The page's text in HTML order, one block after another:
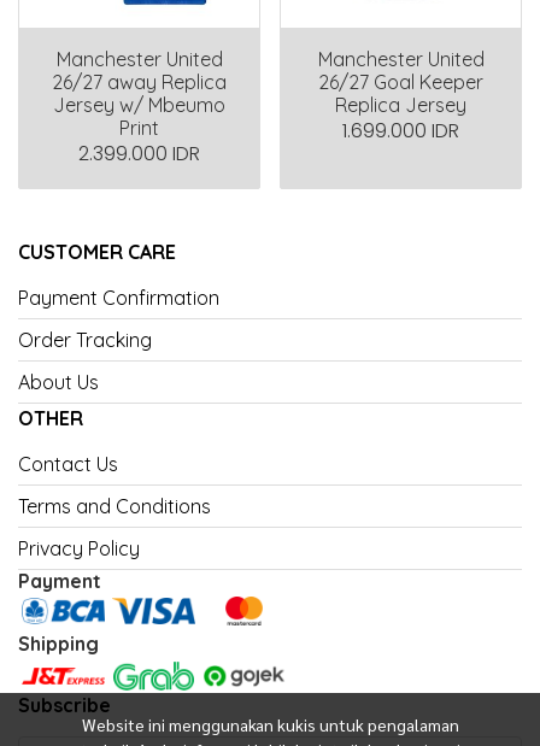
Manchester United
26/27 away Replica
Jersey w/ Mbeumo
Print
2.399.000 IDR
Manchester United
26/27 Goal Keeper
Replica Jersey
1.699.000 IDR
Website ini menggunakan kukis untuk pengalaman
CUSTOMER CARE
Payment Confirmation
Order Tracking
About Us
OTHER
Contact Us
Terms and Conditions
Privacy Policy
Payment
Shipping
Subscribe